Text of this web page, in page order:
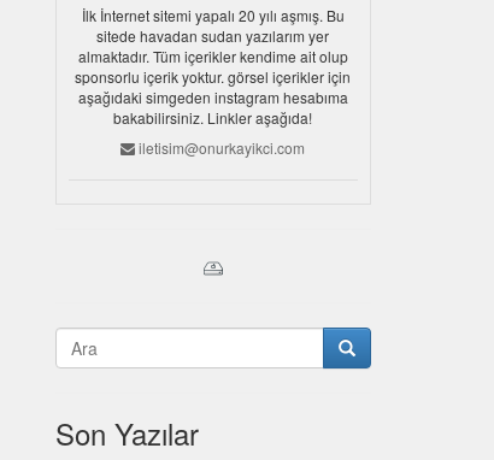
İlk İnternet sitemi yapalı 20 yılı aşmış. Bu
sitede havadan sudan yazılarım yer
almaktadır. Tüm içerikler kendime ait olup
sponsorlu içerik yoktur. görsel içerikler için
aşağıdaki simgeden instagram hesabıma
bakabilirsiniz. Linkler aşağıda!
iletisim@onurkayikci.com
Son Yazılar